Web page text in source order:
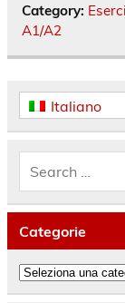
Category:
A1/A2
Italiano
Categorie
Categorie